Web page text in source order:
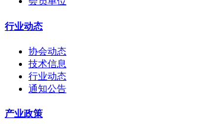
行业动态
协会动态
技术信息
行业动态
通知公告
产业政策